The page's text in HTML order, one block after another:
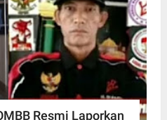
Resmi Laporkan